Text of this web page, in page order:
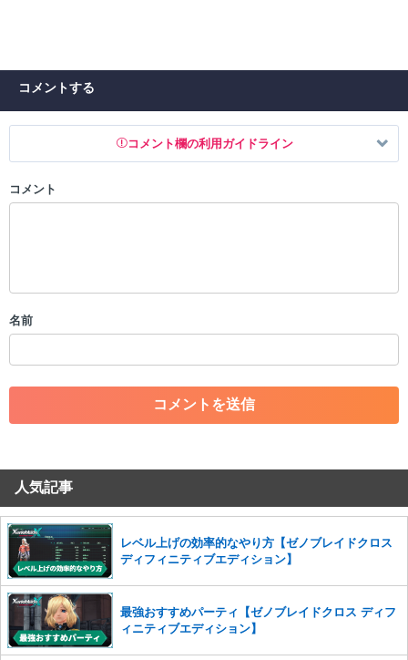
コメントする
コメント欄の利用ガイドライン
以下の書き込みを禁止とし、場合によってはコメント削除や書き込み制
・一度削除された投稿を再び投稿すること
・アカウントの売買など金銭が絡む内容の投稿
・各ゲームのネタバレを含む内容の投稿
・その他、管理者が不適切と判断した投稿
コメントの削除を申請する
せていただきます。ご了承ください。
※一度削除したコメントは復元ができませんのでご注意くだ
さい。
また、過度な利用規約の違反や、弊社に損害の及ぶ内容の書き込みがあ
った場合は、法的措置をとらせていただく場合もございますので、あら
かじめご理解くださいませ。
コメント
名前
人気記事
レベル上げの効率的なやり方【ゼノブレイドクロス
ディフィニティブエディション】
最強おすすめパーティ【ゼノブレイドクロス ディフ
ィニティブエディション】